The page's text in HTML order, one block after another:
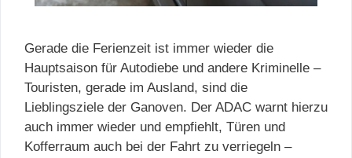
Gerade die Ferienzeit ist immer wieder die
Hauptsaison für Autodiebe und andere Kriminelle –
Touristen, gerade im Ausland, sind die
Lieblingsziele der Ganoven. Der ADAC warnt hierzu
auch immer wieder und empfiehlt, Türen und
Kofferraum auch bei der Fahrt zu verriegeln –